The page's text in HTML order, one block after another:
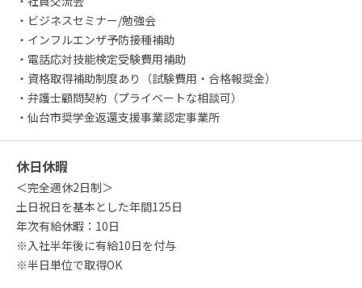
・ビジネスセミナー/勉強会
・インフルエンザ予防接種補助
・電話応対技能検定受験費用補助
・資格取得補助制度あり（試験費用・合格報奨金）
・弁護士顧問契約（プライベートな相談可）
・仙台市奨学金返還支援事業認定事業所
休日休暇
＜完全週休2日制＞
土日祝日を基本とした年間125日
年次有給休暇：10日
※入社半年後に有給10日を付与
※半日単位で取得OK